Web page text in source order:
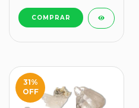
31%
OFF